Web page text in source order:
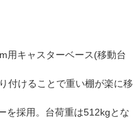
用キャスターベース(移動台
付けることで重い棚が楽に移
を採用。台荷重は512kgとな